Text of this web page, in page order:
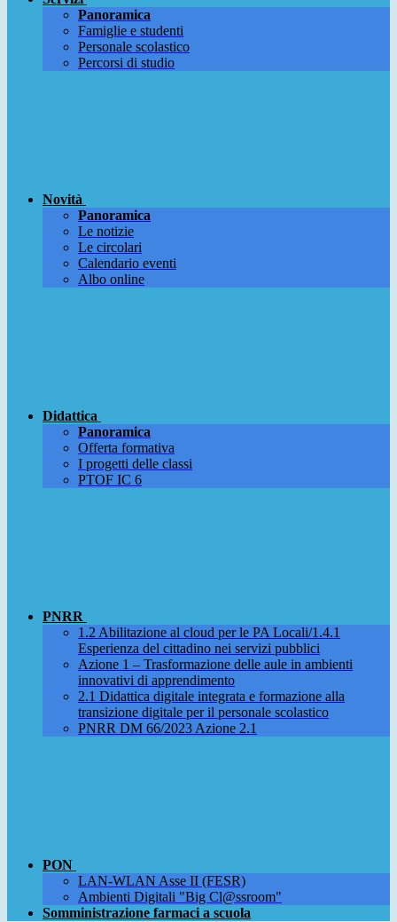
Panoramica
Famiglie e studenti
Personale scolastico
Percorsi di studio
Novità
Panoramica
Le notizie
Le circolari
Calendario eventi
Albo online
Didattica
Panoramica
Offerta formativa
I progetti delle classi
PTOF IC 6
PNRR
1.2 Abilitazione al cloud per le PA Locali/1.4.1
Esperienza del cittadino nei servizi pubblici
Azione 1 – Trasformazione delle aule in ambienti
innovativi di apprendimento
2.1 Didattica digitale integrata e formazione alla
transizione digitale per il personale scolastico
PNRR DM 66/2023 Azione 2.1
PON
LAN-WLAN Asse II (FESR)
Ambienti Digitali "Big Cl@ssroom"
Somministrazione farmaci a scuola